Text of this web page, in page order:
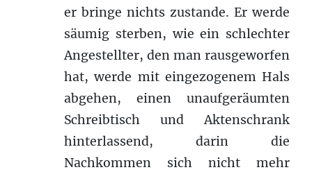
er bringe nichts zustande. Er werde
säumig sterben, wie ein schlechter
Angestellter, den man rausgeworfen
hat, werde mit eingezogenem Hals
abgehen, einen unaufgeräumten
Schreibtisch und Aktenschrank
hinterlassend, darin die
Nachkommen sich nicht mehr